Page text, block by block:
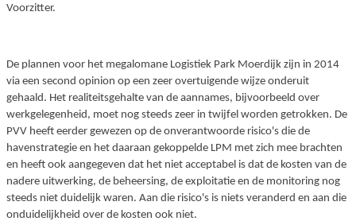
Voorzitter.
De plannen voor het megalomane Logistiek Park Moerdijk zijn in 2014
via een second opinion op een zeer overtuigende wijze onderuit
gehaald. Het realiteitsgehalte van de aannames, bijvoorbeeld over
werkgelegenheid, moet nog steeds zeer in twijfel worden getrokken. De
PVV heeft eerder gewezen op de onverantwoorde risico's die de
havenstrategie en het daaraan gekoppelde LPM met zich mee brachten
en heeft ook aangegeven dat het niet acceptabel is dat de kosten van de
nadere uitwerking, de beheersing, de exploitatie en de monitoring nog
steeds niet duidelijk waren. Aan die risico's is niets veranderd en aan die
onduidelijkheid over de kosten ook niet.